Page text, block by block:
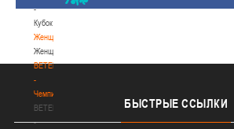
-
Кубок
Женщины
Женщины
BETERA
-
Чемпионат
BETERA
-
БЫСТРЫЕ ССЫЛКИ